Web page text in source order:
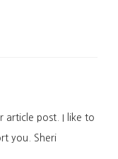
article post. I like to
you. Sheri